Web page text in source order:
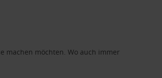
machen möchten. Wo auch immer